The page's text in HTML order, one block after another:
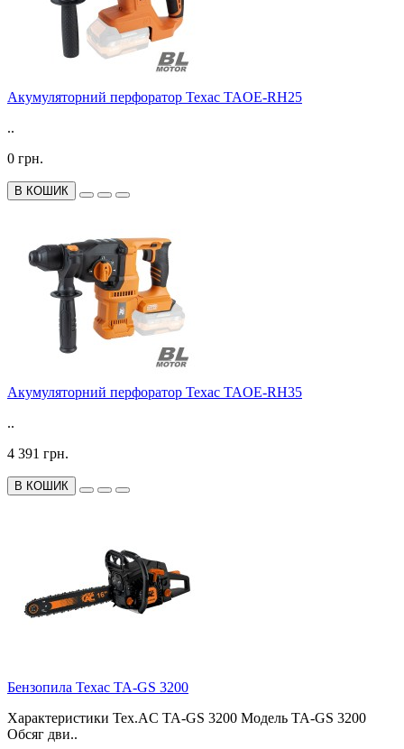
Акумуляторний перфоратор Техас TAOE-RH25
..
0 грн.
В КОШИК
Акумуляторний перфоратор Техас TAOE-RH35
..
4 391 грн.
В КОШИК
Бензопила Техас TA-GS 3200
Характеристики Tex.AC TA-GS 3200 Модель TA-GS 3200
Обсяг дви..